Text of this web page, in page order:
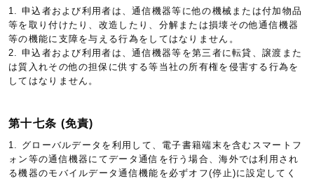
1. 申込者および利用者は、通信機器等に他の機械または付加物品
等を取り付けたり、改造したり、分解または損壊その他通信機器
等の機能に支障を与える行為をしてはなりません。
2. 申込者および利用者は、通信機器等を第三者に転貸、譲渡また
は質入れその他の担保に供する等当社の所有権を侵害する行為を
してはなりません。
第十七条 (免責)
1. グローバルデータを利用して、電子書籍端末を含むスマートフ
ォン等の通信機器にてデータ通信を行う場合、海外では利用され
る機器のモバイルデータ通信機能を必ずオフ(停止)に設定してく